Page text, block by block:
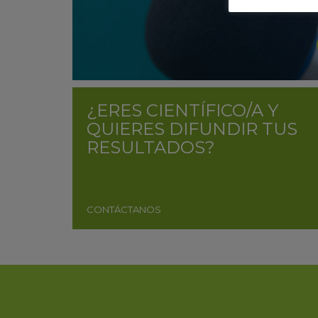
¿ERES CIENTÍFICO/A Y
QUIERES DIFUNDIR TUS
RESULTADOS?
CONTÁCTANOS